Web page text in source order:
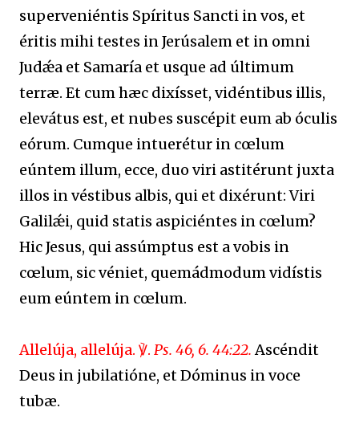
superveniéntis Spíritus Sancti in vos, et
éritis mihi testes in Jerúsalem et in omni
Judǽa et Samaría et usque ad últimum
terræ. Et cum hæc dixísset, vidéntibus illis,
elevátus est, et nubes suscépit eum ab óculis
eórum. Cumque intuerétur in cœlum
eúntem illum, ecce, duo viri astitérunt juxta
illos in véstibus albis, qui et dixérunt: Viri
Galilǽi, quid statis aspiciéntes in cœlum?
Hic Jesus, qui assúmptus est a vobis in
cœlum, sic véniet, quemádmodum vidístis
eum eúntem in cœlum.
Allelúja, allelúja. ℣. Ps. 46, 6. 44:22. Ascéndit
Deus in jubilatióne, et Dóminus in voce
tubæ.